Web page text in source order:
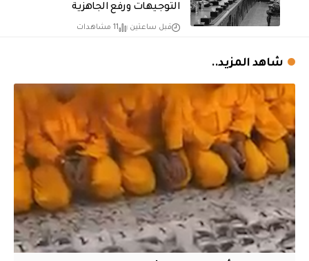
التوجيهات ورفع الجاهزية
قبل ساعتين 11 مشاهدات
شاهد المزيد..